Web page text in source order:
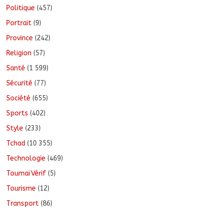
Politique (457)
Portrait (9)
Province (242)
Religion (57)
Santé (1 599)
Sécurité (77)
Société (655)
Sports (402)
Style (233)
Tchad (10 355)
Technologie (469)
ToumaïVérif (5)
Tourisme (12)
Transport (86)